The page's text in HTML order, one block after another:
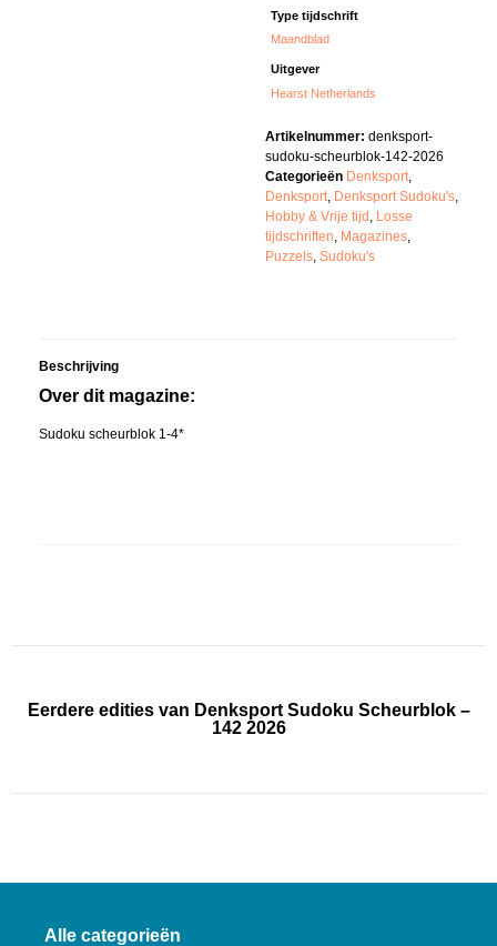
Type tijdschrift
Maandblad
Uitgever
Hearst Netherlands
Artikelnummer: denksport-
sudoku-scheurblok-142-2026
Categorieën Denksport,
Denksport, Denksport Sudoku's,
Hobby & Vrije tijd , Losse
tijdschriften, Magazines,
Puzzels, Sudoku's
Beschrijving
Over dit magazine:
Sudoku scheurblok 1-4*
Eerdere edities van Denksport Sudoku Scheurblok –
142 2026
Alle categorieën